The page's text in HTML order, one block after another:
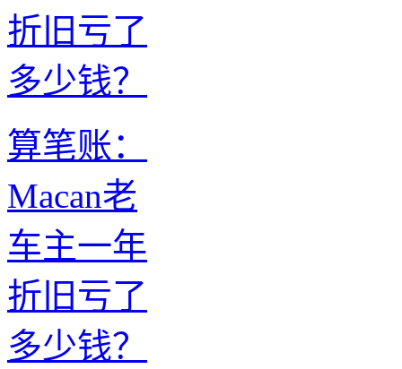
算笔账：
Macan老
车主一年
折旧亏了
多少钱？